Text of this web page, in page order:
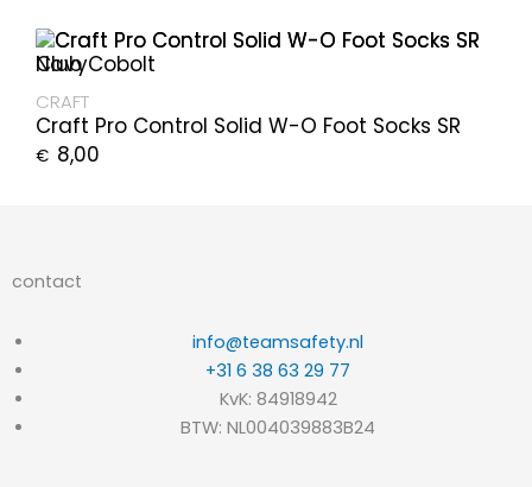
CRAFT
Craft Pro Control Solid W-O Foot Socks SR
€ 8,00
contact
info@teamsafety.nl
+31 6 38 63 29 77
KvK: 84918942
BTW: NL004039883B24